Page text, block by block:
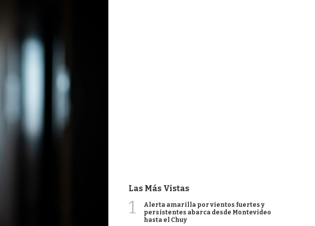
Las Más Vistas
1
Alerta amarilla por vientos fuertes y
persistentes abarca desde Montevideo
hasta el Chuy